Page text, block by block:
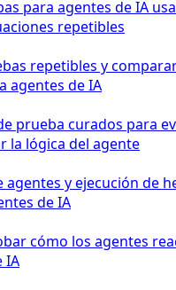
para agentes de IA
repetibles
repetibles y
agentes de IA
prueba curados para
la lógica del agente
y ejecución de
de IA
cómo los agentes
IA